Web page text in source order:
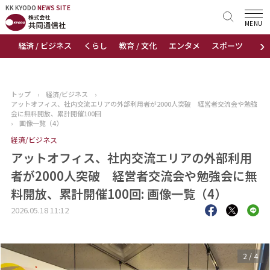
KK KYODO NEWS SITE
›
経済 / ビジネス くらし 教育 / 文化 エンタメ スポーツ 地域
MENU
KK KYODONEWS SITE
トップページ
ニュース
おすすめコンテンツ
出版物
会社概要
トップ › 経済/ビジネス
›
アットオフィス、社内交流エリアの外部利用者が2000人突破 経営者交流会や勉強
会に無料開放、累計開催100回
›
画像一覧（4）
経済/ビジネス
アットオフィス、社内交流エリアの外部利用
者が2000人突破 経営者交流会や勉強会に無
料開放、累計開催100回: 画像一覧（4）
2026.05.18 11:12
3 / 4